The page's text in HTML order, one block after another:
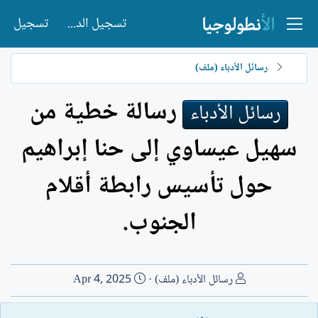
تسجيل الدخول تسجيل
رسائل الأدباء (ملف)
رسائل الأدباء رسالة خطية من
سهيل عيساوي إلى حنا إبراهيم
حول تأسيس رابطة أقلام
الجنوب.
ا
ل
رسائل الأدباء (ملف)
ت
ا
Apr 4, 2025